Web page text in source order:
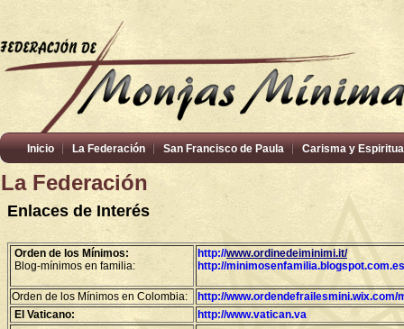
Inicio La Federación San Francisco de Paula Carisma y
La Federación
Enlaces de Interés
Orden de los Mínimos:
Blog-mínimos en familia:
http://www.ordinedeiminimi.it/
http://
Orden de los Mínimos en Colombia:
http://www.ordendefrailesmini.wix.com/
El Vaticano:
http://www.vatican.va